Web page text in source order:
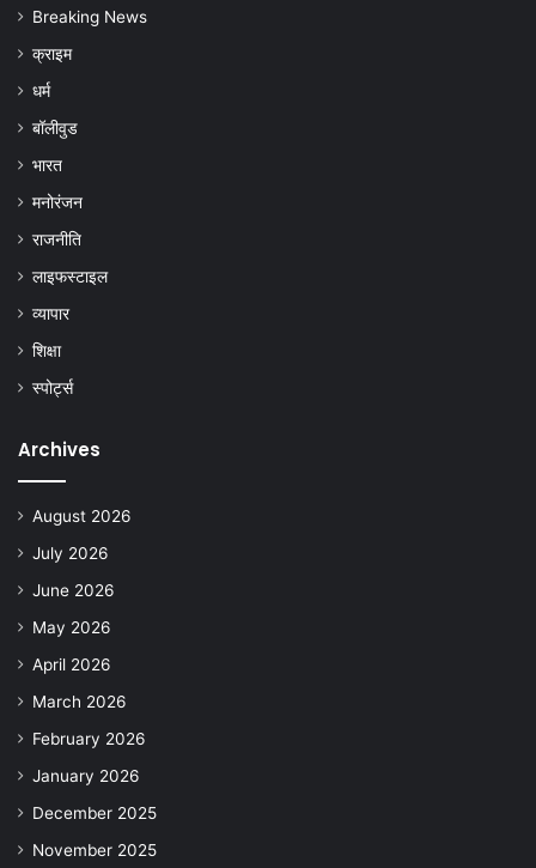
Breaking News
क्राइम
धर्म
बॉलीवुड
भारत
मनोरंजन
राजनीति
लाइफस्टाइल
व्यापार
शिक्षा
स्पोर्ट्स
Archives
August 2026
July 2026
June 2026
May 2026
April 2026
March 2026
February 2026
January 2026
December 2025
November 2025